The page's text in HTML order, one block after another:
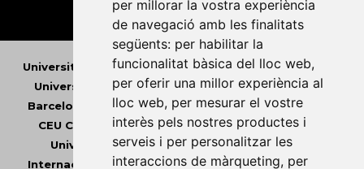
per millorar la vostra experiència
de navegació amb les finalitats
següents: per habilitar la
funcionalitat bàsica del lloc web,
per oferir una millor experiència al
lloc web, per mesurar el vostre
interès pels nostres productes i
serveis i per personalitzar les
interaccions de màrqueting, per
Universitat Abat Oliba CEU•Universitat d'Alacant
Universitat d'Andorra•Universitat Autònoma de
Barcelona
Universitat de Barcelona•Universitat
CEU Cardenal Herrera• Universitat de Girona
Universitat de les Illes Balears•Universitat
Internacional de Catalunya • Universitat Jaume I